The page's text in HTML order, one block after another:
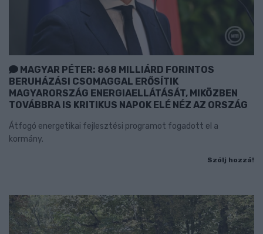
MAGYAR PÉTER: 868 MILLIÁRD FORINTOS
BERUHÁZÁSI CSOMAGGAL ERŐSÍTIK
MAGYARORSZÁG ENERGIAELLÁTÁSÁT, MIKÖZBEN
TOVÁBBRA IS KRITIKUS NAPOK ELÉ NÉZ AZ ORSZÁG
Átfogó energetikai fejlesztési programot fogadott el a
kormány.
Szólj hozzá!